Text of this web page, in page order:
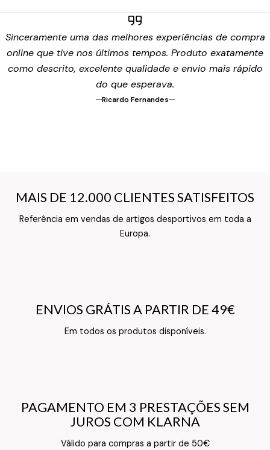
Sinceramente uma das melhores experiências de compra
online que tive nos últimos tempos. Produto exatamente
como descrito, excelente qualidade e envio mais rápido
do que esperava.
Ricardo Fernandes
MAIS DE 12.000 CLIENTES SATISFEITOS
Referência em vendas de artigos desportivos em toda a
Europa.
MAIS DE 12.000 CLIENTES SATISFEITOS
Texto do Verso do Cartão de Informação
ENVIOS GRÁTIS A PARTIR DE 49€
Em todos os produtos disponíveis.
ENVIOS GRÁTIS A PARTIR DE 49€
Texto do Verso do Cartão de Informação
PAGAMENTO EM 3 PRESTAÇÕES SEM
JUROS COM KLARNA
Válido para compras a partir de 50€
PAGAMENTO EM 3 PRESTAÇÕES SEM
JUROS COM KLARNA
Texto do Verso do Cartão de Informação